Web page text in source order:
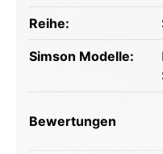
Reihe:
Simson Modelle:
Bewertungen